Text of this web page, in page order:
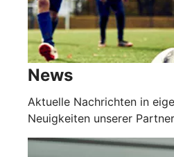
News
Aktuelle Nachrichten in
Neuigkeiten unserer